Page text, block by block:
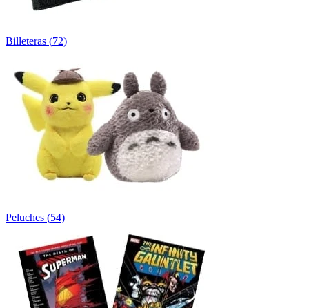
Billeteras (72)
Peluches (54)